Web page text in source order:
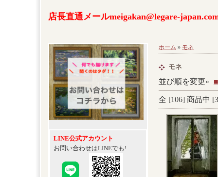
店長直通メールmeigakan@legare-
LINE公式アカウント
お問い合わせはLINEでも!
ホーム » モネ
モネ
並び順を変更»
全 [106] 商品中 [